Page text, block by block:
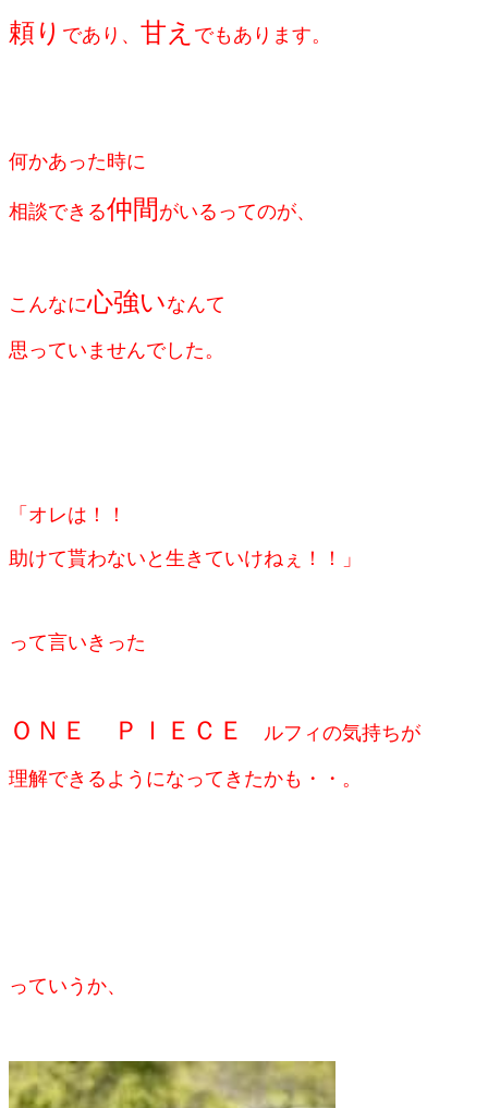
頼り であり、 甘え でもあります。
何かあった時に
相談できる仲間 がいる ってのが、
こんなに心強いなんて
思っていませんでした。
「オレは！！
助けて貰わないと生きていけねぇ！！」
って言いきった
ＯＮＥ ＰＩＥＣＥ ルフィの気持ちが
理解できるようになってきたかも・・。
っていうか、